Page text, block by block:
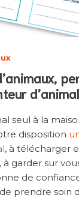
d’animal
seul à la
disposition
, à télécharger
garder sur
de
prendre soin